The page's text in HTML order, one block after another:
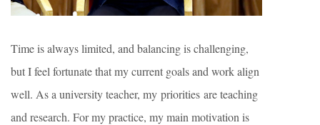
Time is always limited, and balancing is challenging,
but I feel fortunate that my current goals and work align
well. As a university teacher, my priorities are teaching
and research. For my practice, my main motivation is